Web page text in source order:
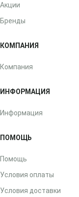
Акции
Бренды
КОМПАНИЯ
Компания
ИНФОРМАЦИЯ
Информация
ПОМОЩЬ
Помощь
Условия оплаты
Условия доставки